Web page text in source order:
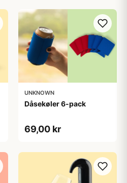
UNKNOWN
Dåsekøler 6-pack
69,00 kr